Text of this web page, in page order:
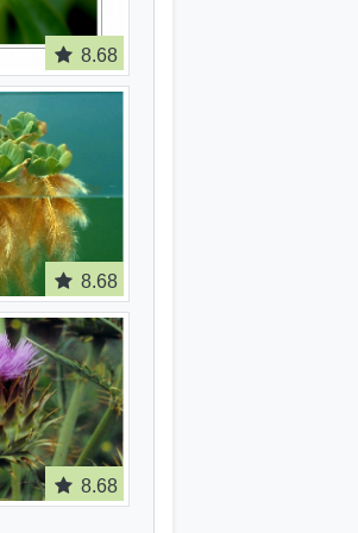
8.68
8.68
8.68